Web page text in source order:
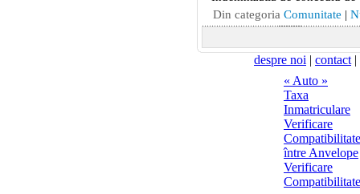
despre noi | contact |